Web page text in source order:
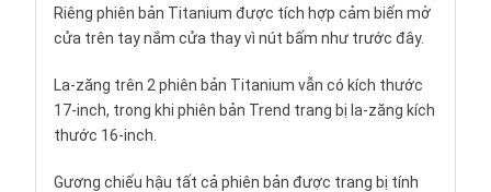
Riêng phiên bản Titanium được tích hợp cảm biến mở
cửa trên tay nắm cửa thay vì nút bấm như trước đây.
La-zăng trên 2 phiên bản Titanium vẫn có kích thước
17-inch, trong khi phiên bản Trend trang bị la-zăng kích
thước 16-inch.
Gương chiếu hậu tất cả phiên bản được trang bị tính